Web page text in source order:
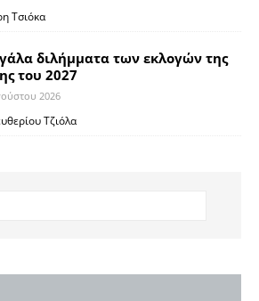
Τσιόκα
διλήμματα των εκλογών της
του 2027
2026
Τζιόλα